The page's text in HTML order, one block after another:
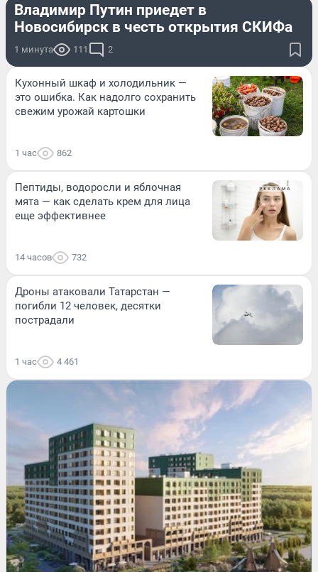
Владимир Путин приедет в
Новосибирск в честь открытия СКИФа
1 минута 111 2
Кухонный шкаф и холодильник —
это ошибка. Как надолго сохранить
свежим урожай картошки
1 час 862
Пептиды, водоросли и яблочная
мята — как сделать крем для лица
еще эффективнее
14 часов 732
Дроны атаковали Татарстан —
погибли 12 человек, десятки
пострадали
1 час 4 461